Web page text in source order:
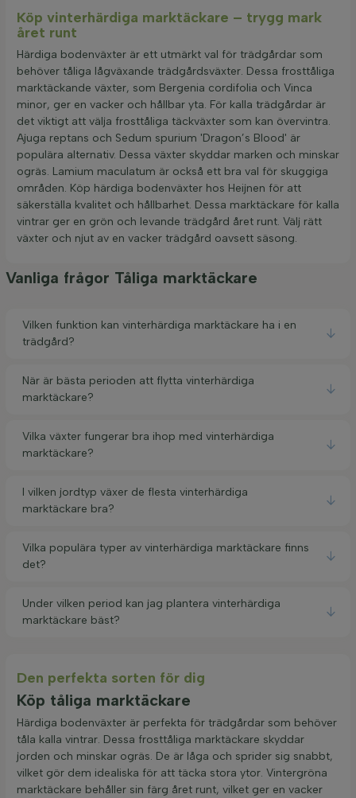
Köp vinterhärdiga marktäckare – trygg mark
året runt
Härdiga bodenväxter är ett utmärkt val för trädgårdar som
behöver tåliga lågväxande trädgårdsväxter. Dessa frosttåliga
marktäckande växter, som Bergenia cordifolia och Vinca
minor, ger en vacker och hållbar yta. För kalla trädgårdar är
det viktigt att välja frosttåliga täckväxter som kan övervintra.
Ajuga reptans och Sedum spurium 'Dragon’s Blood' är
populära alternativ. Dessa växter skyddar marken och minskar
ogräs. Lamium maculatum är också ett bra val för skuggiga
områden. Köp härdiga bodenväxter hos Heijnen för att
säkerställa kvalitet och hållbarhet. Dessa marktäckare för kalla
vintrar ger en grön och levande trädgård året runt. Välj rätt
växter och njut av en vacker trädgård oavsett säsong.
Vanliga frågor Tåliga marktäckare
Vilken funktion kan vinterhärdiga marktäckare ha i en
trädgård?
När är bästa perioden att flytta vinterhärdiga
marktäckare?
Vilka växter fungerar bra ihop med vinterhärdiga
marktäckare?
I vilken jordtyp växer de flesta vinterhärdiga
marktäckare bra?
Vilka populära typer av vinterhärdiga marktäckare finns
det?
Under vilken period kan jag plantera vinterhärdiga
marktäckare bäst?
Den perfekta sorten för dig
Köp tåliga marktäckare
Härdiga bodenväxter är perfekta för trädgårdar som behöver
tåla kalla vintrar. Dessa frosttåliga marktäckare skyddar
jorden och minskar ogräs. De är låga och sprider sig snabbt,
vilket gör dem idealiska för att täcka stora ytor. Vintergröna
marktäckare behåller sin färg året runt, vilket ger en vacker